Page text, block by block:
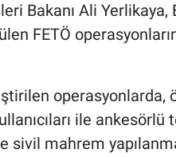
Bakanı Ali Yerlikaya,
FETÖ
operasyonlarda,
ile
sivil mahrem